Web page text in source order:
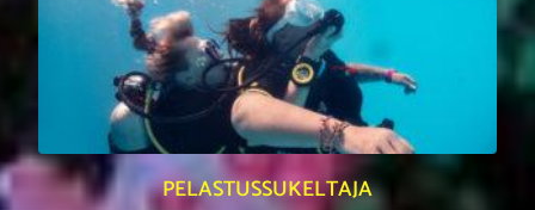
PELASTUSSUKELTAJA